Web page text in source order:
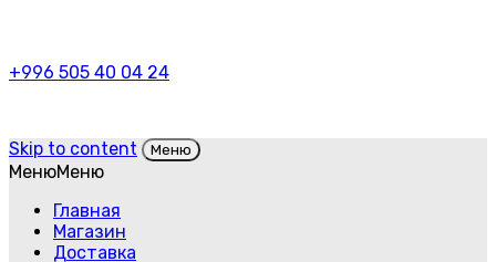
+996 505 40 04 24
Skip to content Меню
МенюМеню
Главная
Магазин
Доставка